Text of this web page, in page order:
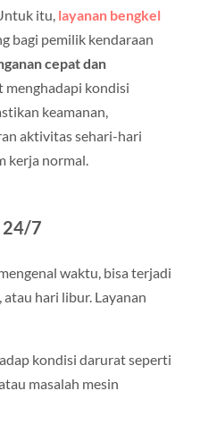
itu, layanan bengkel
bagi pemilik kendaraan
cepat dan
menghadapi kondisi
keamanan,
aktivitas sehari-hari
kerja normal.
24/7
waktu, bisa terjadi
hari libur. Layanan
kondisi darurat seperti
masalah mesin